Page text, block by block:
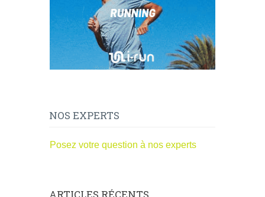
NOS EXPERTS
Posez votre question à nos experts
ARTICLES RÉCENTS